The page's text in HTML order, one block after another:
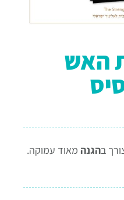
האש
בהגנה מאוד עמוקה.